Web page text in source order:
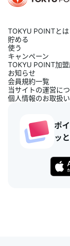
TOKYU POINTとは
貯める
使う
キャンペーン
TOKYU POINT加
お知らせ
会員規約一覧
当サイトの運営に
個人情報のお取扱
ポ
ッ